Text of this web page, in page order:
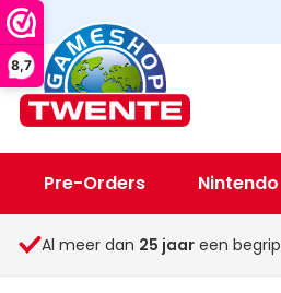
8,7
Pre-Orders Nintendo
Spellen & Speelgoed
Al meer dan 25 jaar een